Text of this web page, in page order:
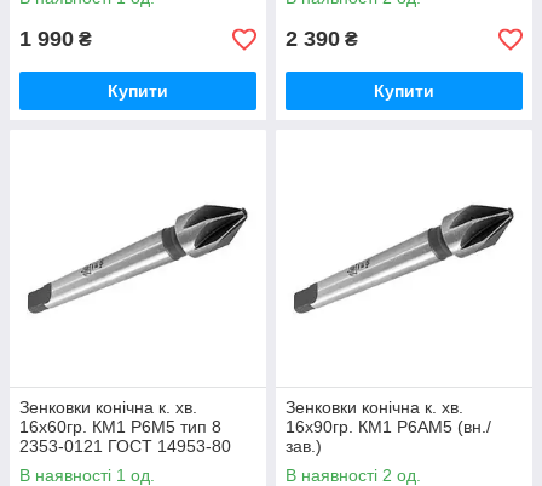
1 990 ₴
Купити
2 390 ₴
Купити
Зенковки конічна к. хв.
16х60гр. КМ1 Р6М5 тип 8
2353-0121 ГОСТ 14953-80
(ВІЗ)
В наявності 1 од.
Зенковки конічна к. хв.
16х90гр. КМ1 Р6АМ5 (вн./
зав.)
В наявності 2 од.